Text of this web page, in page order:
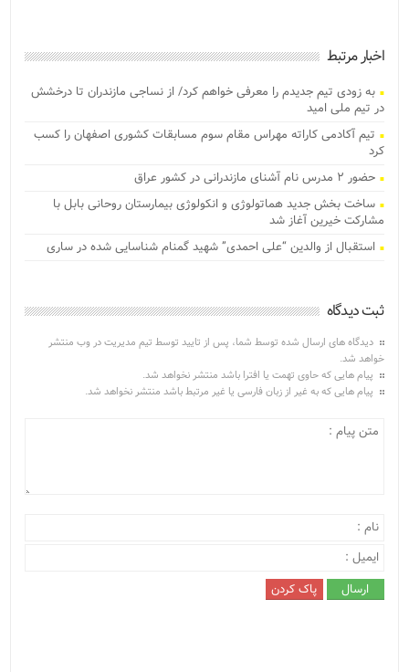
اخبار مرتبط
به زودی تیم جدیدم را معرفی خواهم کرد/ از نساجی مازندران تا درخشش
در تیم ملی امید
تیم آکادمی کاراته مهراس مقام سوم مسابقات کشوری اصفهان را کسب
کرد
حضور ۲ مدرس نام آشنای مازندرانی در کشور عراق
ساخت بخش جدید هماتولوژی و انکولوژی بیمارستان روحانی بابل با
مشارکت خیرین آغاز شد
استقبال از والدین “علی احمدی” شهید گمنام شناسایی شده در ساری
ثبت دیدگاه
دیدگاه های ارسال شده توسط شما، پس از تایید توسط تیم مدیریت در وب منتشر
خواهد شد.
پیام هایی که حاوی تهمت یا افترا باشد منتشر نخواهد شد.
پیام هایی که به غیر از زبان فارسی یا غیر مرتبط باشد منتشر نخواهد شد.